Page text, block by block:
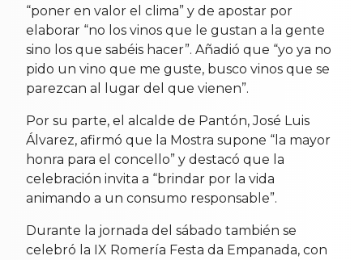
“poner en valor el clima” y de apostar por
elaborar “no los vinos que le gustan a la gente
sino los que sabéis hacer”. Añadió que “yo ya no
pido un vino que me guste, busco vinos que se
parezcan al lugar del que vienen”.
Por su parte, el alcalde de Pantón, José Luis
Álvarez, afirmó que la Mostra supone “la mayor
honra para el concello” y destacó que la
celebración invita a “brindar por la vida
animando a un consumo responsable”.
Durante la jornada del sábado también se
celebró la IX Romería Festa da Empanada, con